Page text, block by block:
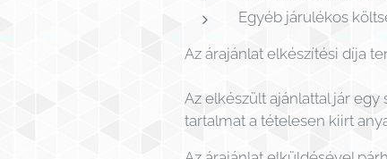
Egyéb járulékos
Az árajánlat elkészítési díja
Az elkészült ajánlattal jár
tartalmat a tételesen kiirt